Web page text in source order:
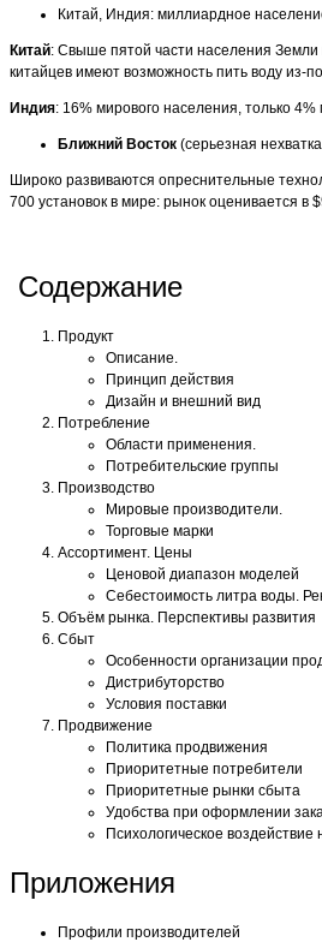
Китай, Индия: миллиардное
Китай: Свыше пятой части населения
китайцев имеют возможность пить воду из-
Индия: 16% мирового населения, только
Ближний Восток (серьезная
Широко развиваются опреснительные
700 установок в мире: рынок оценивается
Содержание
Продукт
Описание.
Принцип действия
Дизайн и внешний вид
Потребление
Области применения.
Потребительские группы
Производство
Мировые производители.
Торговые марки
Ассортимент. Цены
Ценовой диапазон моделей
Себестоимость литра воды.
Объём рынка. Перспективы развития
Сбыт
Особенности организации
Дистрибуторство
Условия поставки
Продвижение
Политика продвижения
Приоритетные потребители
Приоритетные рынки сбыта
Удобства при оформлении
Психологическое
Приложения
Профили производителей